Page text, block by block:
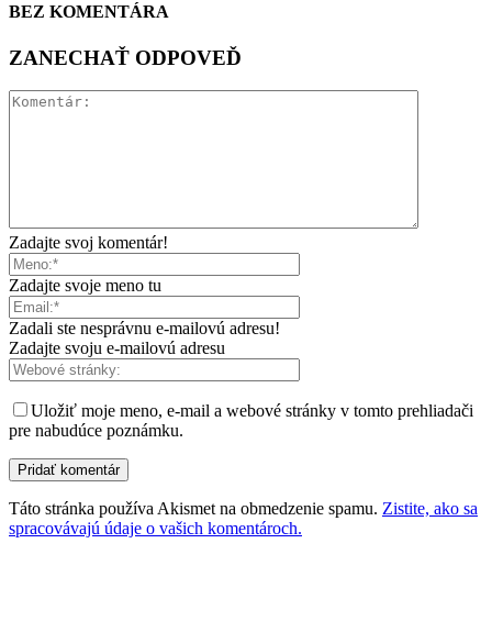
BEZ KOMENTÁRA
ZANECHAŤ ODPOVEĎ
Zadajte svoj komentár!
Zadajte svoje meno tu
Zadali ste nesprávnu e-mailovú adresu!
Zadajte svoju e-mailovú adresu
Uložiť moje meno, e-mail a webové stránky v tomto prehliadači
pre nabudúce poznámku.
Táto stránka používa Akismet na obmedzenie spamu. Zistite, ako sa
spracovávajú údaje o vašich komentároch.